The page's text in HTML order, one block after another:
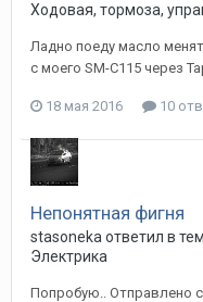
Ходовая, тормоза,
Ладно поеду масло
с моего SM-C115 через
18 мая 2016 10
Непонятная фигня
stasoneka ответил в
Электрика
Попробую.. Отправлено с